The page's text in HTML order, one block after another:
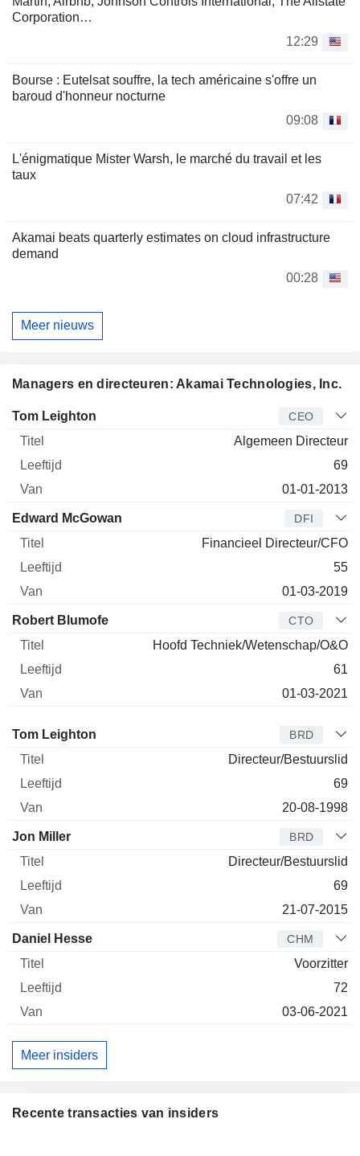
Corporation…
12:29
Bourse : Eutelsat souffre, la tech américaine s'offre un
baroud d'honneur nocturne
09:08
L'énigmatique Mister Warsh, le marché du travail et les
taux
07:42
Akamai beats quarterly estimates on cloud infrastructure
demand
00:28
Meer nieuws
Managers en directeuren: Akamai Technologies, Inc.
Bedrijfsleider Titel
Tom Leighton CEO
Algemeen Directeur
69
01-01-2013
Edward McGowan DFI
Financieel Directeur/CFO
55
01-03-2019
Robert Blumofe CTO
Hoofd Techniek/Wetenschap/O&O
61
01-03-2021
Bestuurder Titel
Tom Leighton BRD
Directeur/Bestuurslid
69
20-08-1998
Jon Miller BRD
Directeur/Bestuurslid
69
21-07-2015
Daniel Hesse CHM
Voorzitter
72
03-06-2021
Meer insiders
Recente transacties van insiders